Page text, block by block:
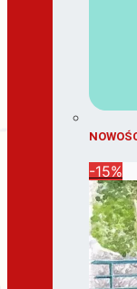
-15%